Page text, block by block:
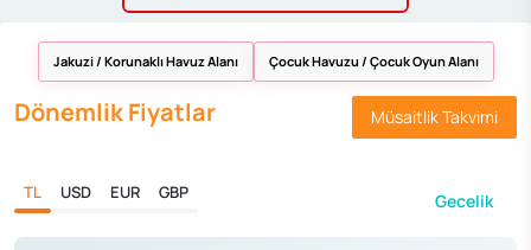
Jakuzi / Korunaklı Havuz Alanı Çocuk Havuzu / Çocuk Oyun Alanı
Dönemlik Fiyatlar Müsaitlik Takvimi
TL USD EUR GBP Gecelik